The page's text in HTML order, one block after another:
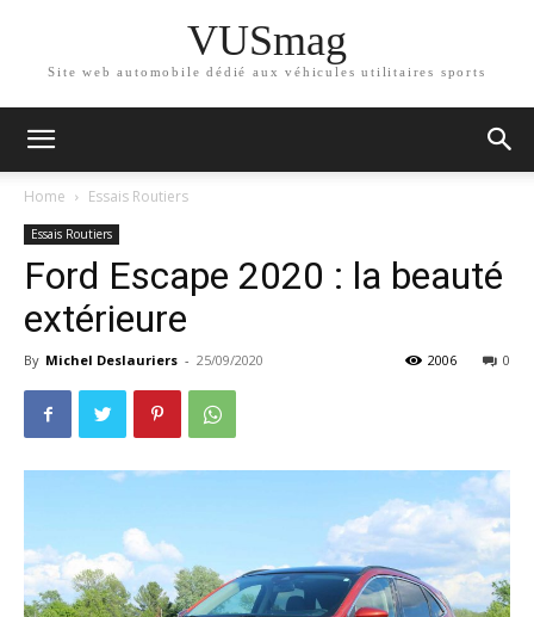
VUSmag
Site web automobile dédié aux véhicules utilitaires sports
Home Essais Routiers
Essais Routiers
Ford Escape 2020 : la beauté
extérieure
By Michel Deslauriers - 25/09/2020 0
2006